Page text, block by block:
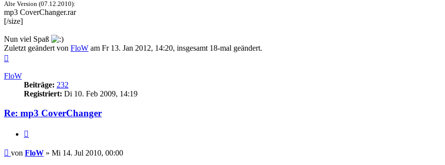
Alte Version (07.12.2010):
mp3 CoverChanger.rar
[/size]
Nun viel Spaß
Zuletzt geändert von FloW am Fr 13. Jan 2012, 14:20, insgesamt 18-mal geändert.
FloW
Beiträge: 232
Registriert: Di 10. Feb 2009, 14:19
Re: mp3 CoverChanger
Beitrag
von FloW » Mi 14. Jul 2010, 00:00